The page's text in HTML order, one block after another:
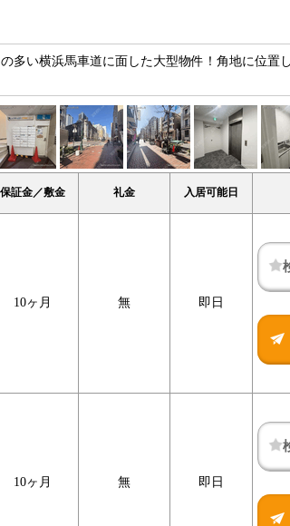
多い横浜馬車道に面した大型物件！角地に位置
保証金／敷金 礼金 入居可能日
10ヶ月 無 即日
10ヶ月 無 即日